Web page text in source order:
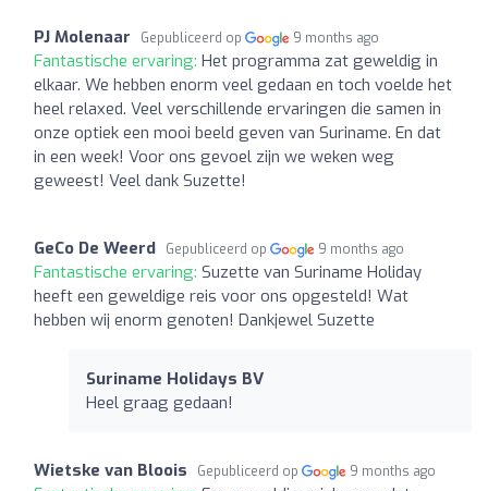
PJ Molenaar Gepubliceerd op 9 months ago
Fantastische ervaring: Het programma zat geweldig in
elkaar. We hebben enorm veel gedaan en toch voelde het
heel relaxed. Veel verschillende ervaringen die samen in
onze optiek een mooi beeld geven van Suriname. En dat
in een week! Voor ons gevoel zijn we weken weg
geweest! Veel dank Suzette!
GeCo De Weerd Gepubliceerd op 9 months ago
Fantastische ervaring: Suzette van Suriname Holiday
heeft een geweldige reis voor ons opgesteld! Wat
hebben wij enorm genoten! Dankjewel Suzette
Suriname Holidays BV
Heel graag gedaan!
Wietske van Bloois Gepubliceerd op 9 months ago